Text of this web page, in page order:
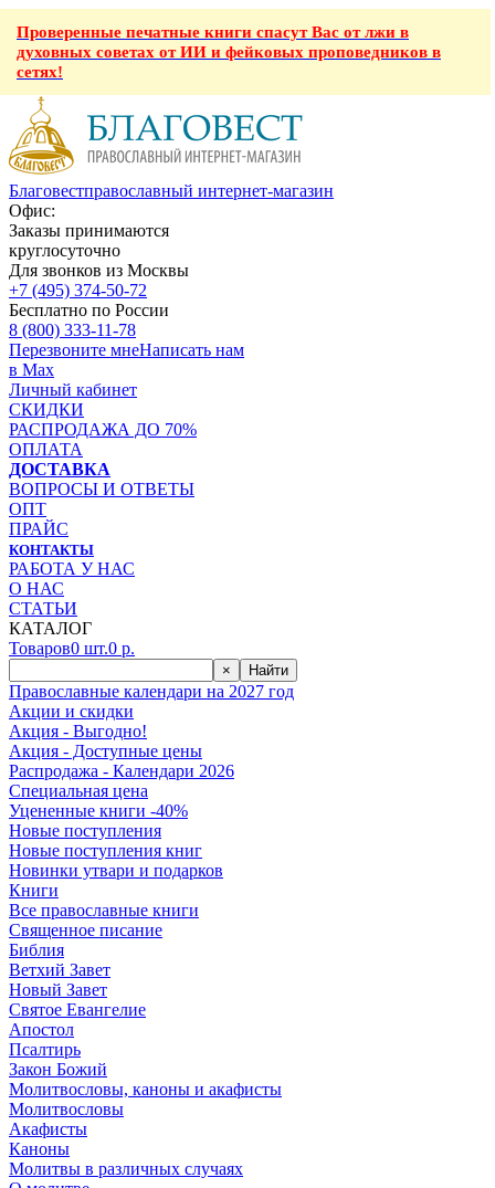
Проверенные печатные книги спасут Вас от лжи в
духовных советах от ИИ и фейковых проповедников в
сетях!
Благовестправославный интернет-магазин
Офис:
Заказы принимаются
круглосуточно
Для звонков из Москвы
+7 (495) 374-50-72
Бесплатно по России
8 (800) 333-11-78
Перезвоните мнеНаписать нам
в Max
Личный кабинет
СКИДКИ
РАСПРОДАЖА ДО 70%
ОПЛАТА
ДОСТАВКА
ВОПРОСЫ И ОТВЕТЫ
ОПТ
ПРАЙС
КОНТАКТЫ
РАБОТА У НАС
О НАС
СТАТЬИ
КАТАЛОГ
Товаров0 шт.0 р.
× Найти
Православные календари на 2027 год
Акции и скидки
Акция - Выгодно!
Акция - Доступные цены
Распродажа - Календари 2026
Специальная цена
Уцененные книги -40%
Новые поступления
Новые поступления книг
Новинки утвари и подарков
Книги
Все православные книги
Священное писание
Библия
Ветхий Завет
Новый Завет
Святое Евангелие
Апостол
Псалтирь
Закон Божий
Молитвословы, каноны и акафисты
Молитвословы
Акафисты
Каноны
Молитвы в различных случаях